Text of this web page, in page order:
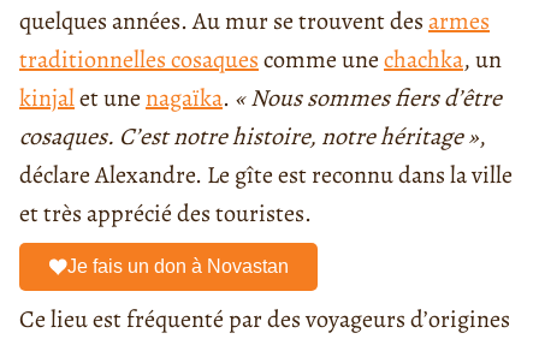
quelques années. Au mur se trouvent desarmes
traditionnelles cosaquescomme unechachka, un
kinjalet unenagaïka. « Nous sommes fiers d’être
cosaques. C’est notre histoire, notre héritage »,
déclare Alexandre. Le gîte est reconnu dans la ville
et très apprécié des touristes.
Je fais un don à Novastan
Ce lieu est fréquenté par des voyageurs d’origines